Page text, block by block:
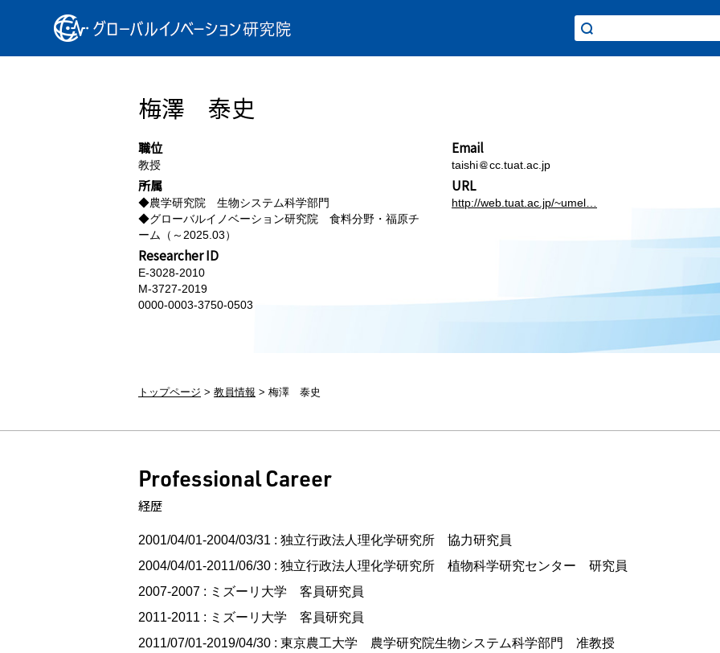
梅澤 泰史
職位
教授
所属
◆農学研究院 生物システム科学部門
◆グローバルイノベーション研究院 食料分野・福原チ
ーム（～2025.03）
Researcher ID
E-3028-2010
M-3727-2019
0000-0003-3750-0503
Email
taishi cc.tuat.ac.jp
URL
http://web.tuat.ac.jp/~umel…
トップページ 教員情報 梅澤 泰史
Professional Career
経歴
2001/04/01-2004/03/31 : 独立行政法人理化学研究所 協力研究員
2004/04/01-2011/06/30 : 独立行政法人理化学研究所 植物科学研究センター 研究員
2007-2007 : ミズーリ大学 客員研究員
2011-2011 : ミズーリ大学 客員研究員
2011/07/01-2019/04/30 : 東京農工大学 農学研究院生物システム科学部門 准教授